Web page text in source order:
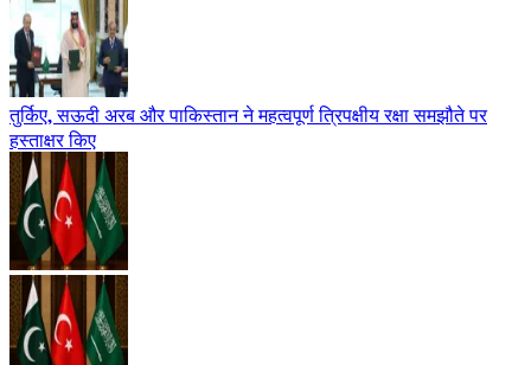
तुर्किए, सऊदी अरब और पाकिस्तान ने महत्वपूर्ण त्रिपक्षीय रक्षा समझौते पर
हस्ताक्षर किए